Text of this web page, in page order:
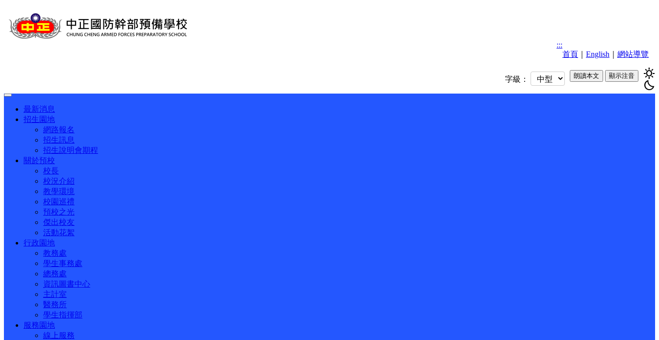
首頁 English 網站導覽
:::
sunny
bedtime
朗讀本文 顯示注音
字級：
Toggle
navigation最新消息
招生園地
網路報名
招生訊息
招生說明會期程
關於預校
校長
校況介紹
教學環境
校園巡禮
預校之光
傑出校友
活動花絮
行政園地
教務處
學生事務處
總務處
資訊圖書中心
主計室
醫務所
學生指揮部
服務園地
線上服務